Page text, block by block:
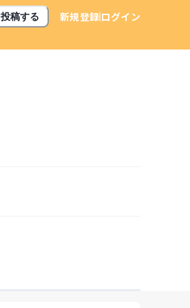
投稿する 新規登録ログイン